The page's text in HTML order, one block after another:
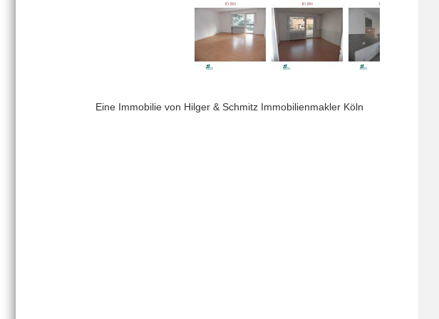
Eine Immobilie von Hilger & Schmitz Immobilienmakler Köln